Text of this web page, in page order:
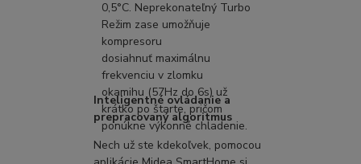
0,5°C. Neprekonateľný Turbo
Režim zase umožňuje
kompresoru
dosiahnuť maximálnu
frekvenciu v zlomku
okamihu (57Hz do 6s) už
krátko po štarte, pričom
ponúkne výkonné chladenie.
Inteligentné ovládanie a
prepracovaný algoritmus
Nech už ste kdekoľvek, pomocou